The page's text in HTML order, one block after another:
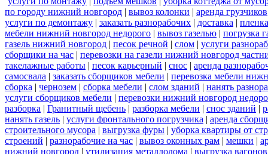
по городу нижний новгород | вывоз колонки | аренда грузчиков
услуги по демонтажу | заказать разнорабочих | доставка | пленка
мебели нижний новгород недорого | вывоз газелью | погрузка
газель нижний новгород | песок речной | слом | услуги
сборщики на час | перевозки на газели нижний новгород
такелажные работы | песок карьерный | снос | аренда
самосвала | заказать сборщиков мебели | перевозка мебели
сборка | чернозем | сборка мебели | слом зданий | нанять
услуги сборщиков мебели | перевозки нижний новгород
разборка | Гранитный щебень | разборка мебели | снос зданий |
нанять газель | услуги фронтального погрузчика | аренда
строительного мусора | выгрузка фуры | уборка квартиры от
строений | разнорабочие на час | вывоз оконных рам | мешки |
нижний новгород | утилизация металлолома | выгрузка вагонов